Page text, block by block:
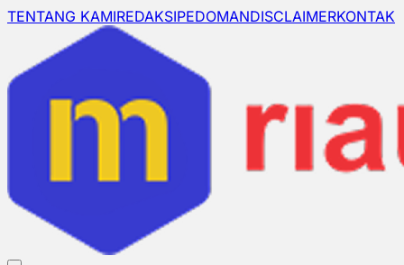
TENTANG KAMIREDAKSIPEDOMANDISCLAIMERKONTAK